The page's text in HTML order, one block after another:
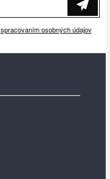
spracovaním osobných údajov